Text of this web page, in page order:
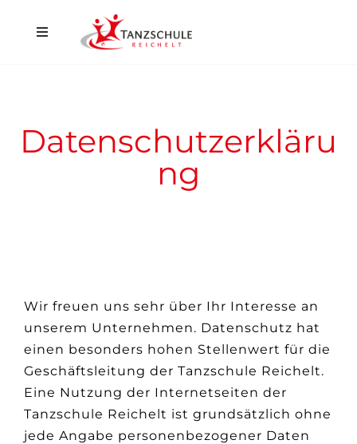
Hilden
Shop
Datenschutzerkläru
ng
Wir freuen uns sehr über Ihr Interesse an
unserem Unternehmen. Datenschutz hat
einen besonders hohen Stellenwert für die
Geschäftsleitung der Tanzschule Reichelt.
Eine Nutzung der Internetseiten der
Tanzschule Reichelt ist grundsätzlich ohne
jede Angabe personenbezogener Daten